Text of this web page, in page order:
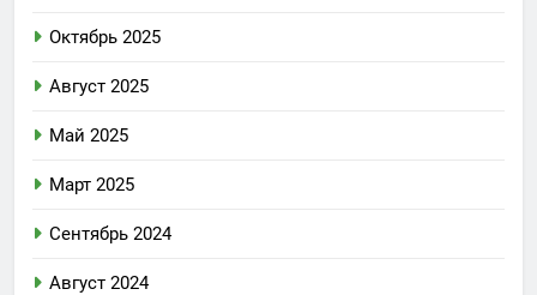
Октябрь 2025
Август 2025
Май 2025
Март 2025
Сентябрь 2024
Август 2024